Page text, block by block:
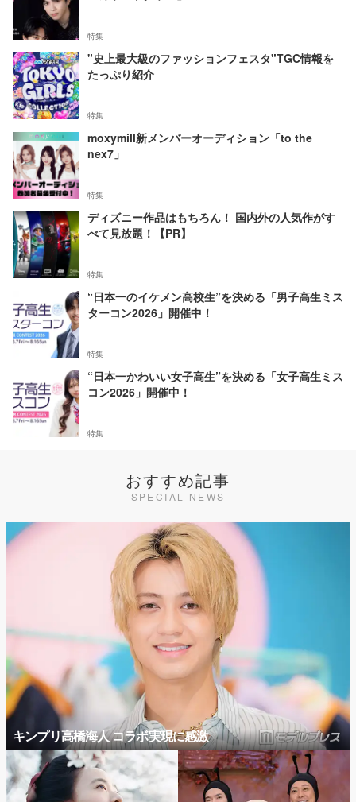
特集
"史上最大級のファッションフェスタ"TGC情報を
たっぷり紹介
特集
moxymill新メンバーオーディション「to the
nex7」
特集
ディズニー作品はもちろん！ 国内外の人気作がす
べて見放題！【PR】
特集
“日本一のイケメン高校生”を決める「男子高生ミス
ターコン2026」開催中！
特集
“日本一かわいい女子高生”を決める「女子高生ミス
コン2026」開催中！
特集
おすすめ記事
SPECIAL NEWS
キンプリ高橋海人 コラボ実現に感激